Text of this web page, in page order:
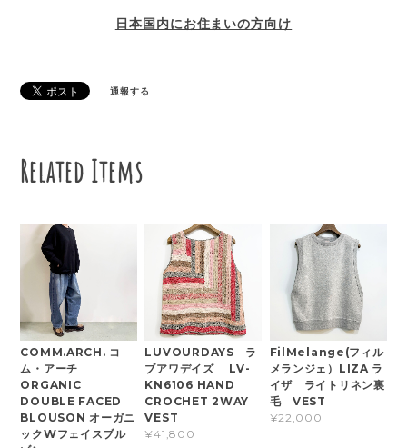
日本国内にお住まいの方向け
通報する
Related Items
COMM.ARCH. コ
ム・アーチ
ORGANIC
DOUBLE FACED
BLOUSON オーガニ
ックWフェイスブル
LUVOURDAYS ラ
ブアワデイズ LV-
KN6106 HAND
CROCHET 2WAY
VEST
¥41,800
FilMelange(フィル
メランジェ）LIZA ラ
イザ ライトリネン裏
毛 VEST
¥22,000